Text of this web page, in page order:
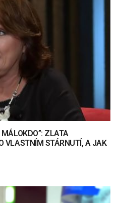
ZLATA
VLASTNÍM STÁRNUTÍ, A JAK